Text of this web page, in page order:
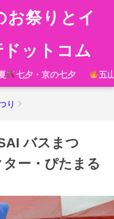
お祭りとイ
ットコム
七夕・京の七夕 五
り
バスまつ
ー・ぴたまる